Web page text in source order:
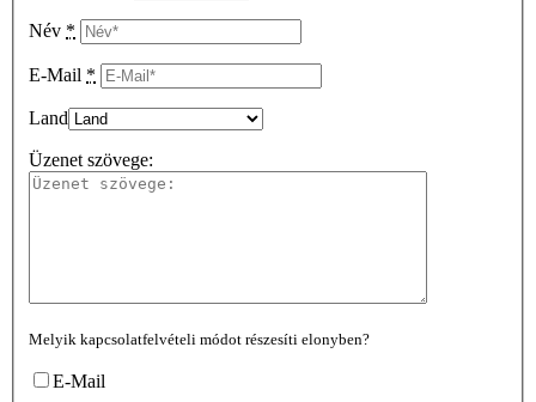
Név *
E-Mail *
Land
Üzenet szövege:
Melyik kapcsolatfelvételi módot részesíti elonyben?
E-Mail